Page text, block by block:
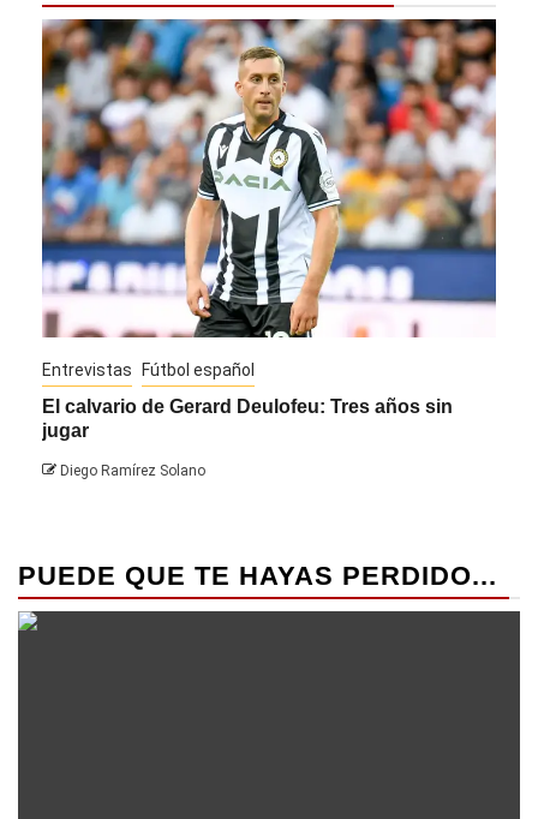
Entrevistas Fútbol español
El calvario de Gerard Deulofeu: Tres años sin
jugar
Diego Ramírez Solano
PUEDE QUE TE HAYAS PERDIDO...